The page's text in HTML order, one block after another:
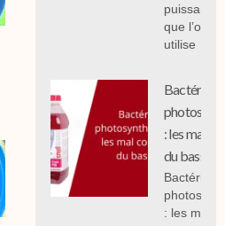
puissant
que l’on
utilise
Bactéries
: les mal
du bassin.
Bactéries
: les mal